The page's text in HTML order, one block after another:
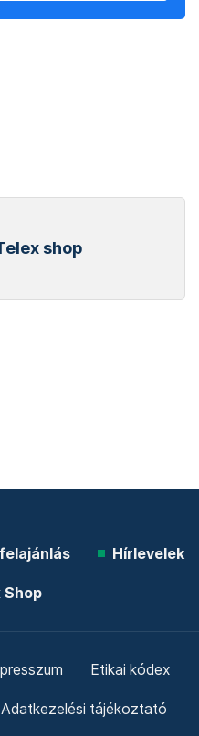
shop
Hírlevelek
Shop
Etikai kódex
Adatkezelési tájékoztató